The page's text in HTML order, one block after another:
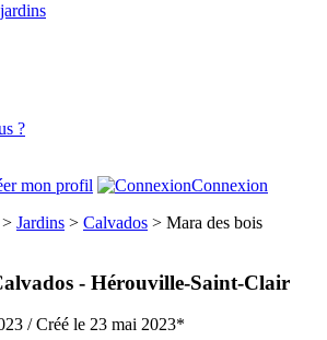
?
mon profil
Connexion
> Jardins > Calvados > Mara des bois
- Hérouville-Saint-Clair
/Créé le 23 mai 2023*